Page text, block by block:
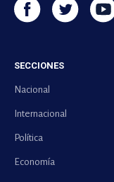
SECCIONES
Nacional
Internacional
Política
Economía